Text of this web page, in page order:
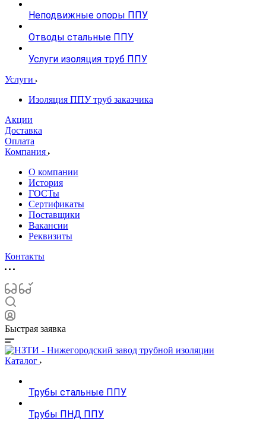
Неподвижные опоры ППУ
Отводы стальные ППУ
Услуги изоляция труб ППУ
Услуги
Изоляция ППУ труб заказчика
Акции
Доставка
Оплата
Компания
О компании
История
ГОСТы
Сертификаты
Поставщики
Вакансии
Реквизиты
Контакты
Быстрая заявка
Каталог
Трубы стальные ППУ
Трубы ПНД ППУ